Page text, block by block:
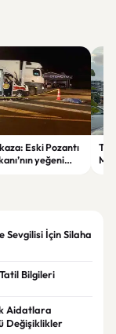
Eski Pozantı
yeğeni
Sevgilisi İçin Silaha
Bilgileri
Aidatlara
Değişiklikler